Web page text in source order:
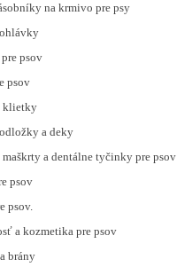
na krmivo pre psy
psov
psov
klietky
a deky
a dentálne tyčinky pre psov
psov
psov.
a kozmetika pre psov
brány